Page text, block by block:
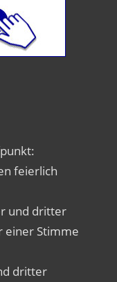
feierlich
und dritter
einer Stimme
dritter